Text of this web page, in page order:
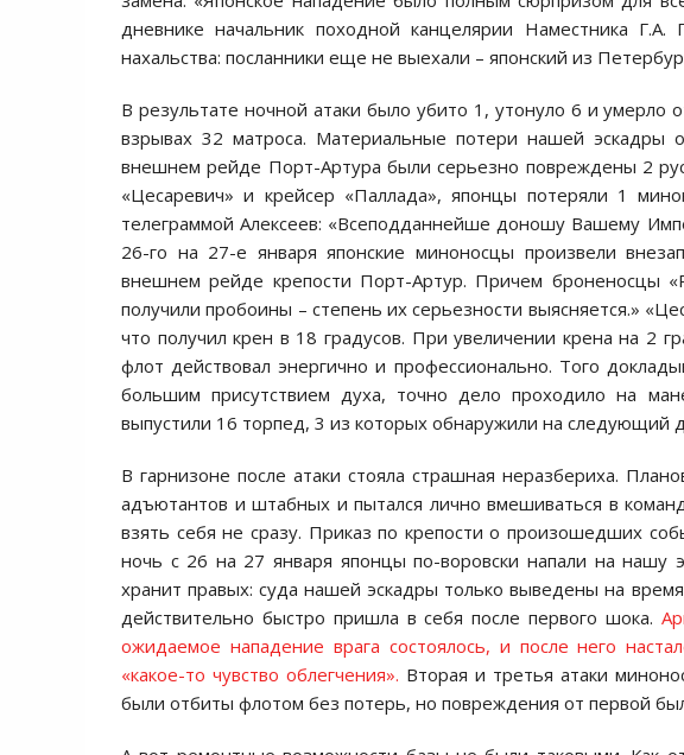
дневнике начальник походной канцелярии Наместника
нахальства: посланники еще не выехали – японский из
В результате ночной атаки было убито 1, утонуло 6 и умерло
взрывах 32 матроса. Материальные потери нашей эскадры
внешнем рейде Порт-Артура были серьезно повреждены 2
«Цесаревич» и крейсер «Паллада», японцы потеряли 1
телеграммой Алексеев: «Всеподданнейше доношу Вашему
26-го на 27-е января японские миноносцы произвели
внешнем рейде крепости Порт-Артур. Причем броненосцы
получили пробоины – степень их серьезности выясняется.»
что получил крен в 18 градусов. При увеличении крена на 2
флот действовал энергично и профессионально. Того
большим присутствием духа, точно дело проходило на
выпустили 16 торпед, 3 из которых обнаружили на
В гарнизоне после атаки стояла страшная неразбериха.
адъютантов и штабных и пытался лично вмешиваться в
взять себя не сразу. Приказ по крепости о произошедших
ночь с 26 на 27 января японцы по-воровски напали на нашу
хранит правых: суда нашей эскадры только выведены на
действительно быстро пришла в себя после первого шока.
ожидаемое нападение врага состоялось, и после него
«какое-то чувство облегчения». Вторая и третья атаки
были отбиты флотом без потерь, но повреждения от первой